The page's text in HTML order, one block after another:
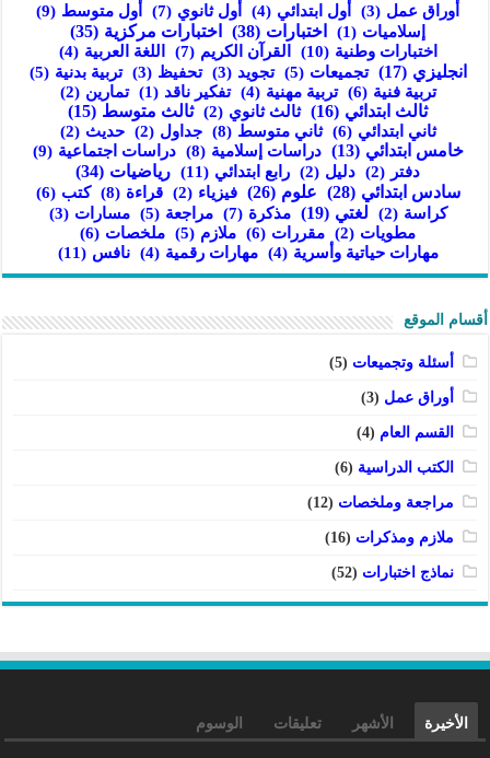
أوراق عمل (3) أول ابتدائي (4) أول ثانوي (7) أول متوسط (9)
إسلاميات (1) اختبارات (38) اختبارات مركزية (35)
اختبارات وطنية (10) القرآن الكريم (7) اللغة العربية (4)
انجليزي (17) تجميعات (5) تجويد (3) تحفيظ (3) تربية بدنية (5)
تربية فنية (6) تربية مهنية (4) تفكير ناقد (1) تمارين (2)
ثالث ابتدائي (16) ثالث ثانوي (2) ثالث متوسط (15)
ثاني ابتدائي (6) ثاني متوسط (8) جداول (2) حديث (2)
خامس ابتدائي (13) دراسات إسلامية (8) دراسات اجتماعية (9)
دفتر (2) دليل (2) رابع ابتدائي (11) رياضيات (34)
سادس ابتدائي (28) علوم (26) فيزياء (2) قراءة (8) كتب (6)
كراسة (2) لغتي (19) مذكرة (7) مراجعة (5) مسارات (3)
مطويات (2) مقررات (6) ملازم (5) ملخصات (6)
مهارات حياتية وأسرية (4) مهارات رقمية (4) نافس (11)
أقسام الموقع
أسئلة وتجميعات (5)
أوراق عمل (3)
القسم العام (4)
الكتب الدراسية (6)
مراجعة وملخصات (12)
ملازم ومذكرات (16)
نماذج اختبارات (52)
الأخيرة الأشهر تعليقات الوسوم